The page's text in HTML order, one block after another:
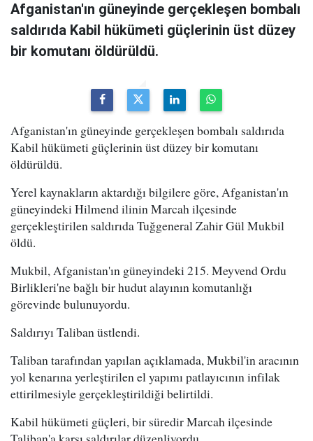
Afganistan'ın güneyinde gerçekleşen bombalı
saldırıda Kabil hükümeti güçlerinin üst düzey
bir komutanı öldürüldü.
Afganistan'ın güneyinde gerçekleşen bombalı saldırıda
Kabil hükümeti güçlerinin üst düzey bir komutanı
öldürüldü.
Yerel kaynakların aktardığı bilgilere göre, Afganistan'ın
güneyindeki Hilmend ilinin Marcah ilçesinde
gerçekleştirilen saldırıda Tuğgeneral Zahir Gül Mukbil
öldü.
Mukbil, Afganistan'ın güneyindeki 215. Meyvend Ordu
Birlikleri'ne bağlı bir hudut alayının komutanlığı
görevinde bulunuyordu.
Saldırıyı Taliban üstlendi.
Taliban tarafından yapılan açıklamada, Mukbil'in aracının
yol kenarına yerleştirilen el yapımı patlayıcının infilak
ettirilmesiyle gerçekleştirildiği belirtildi.
Kabil hükümeti güçleri, bir süredir Marcah ilçesinde